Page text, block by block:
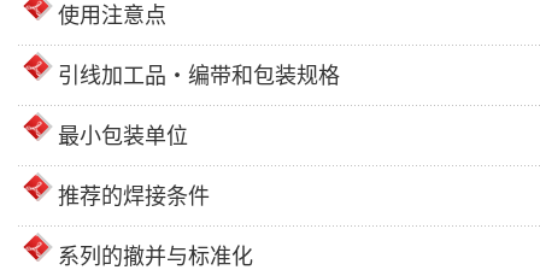
使用注意点
引线加工品・编带和包装规格
最小包装单位
推荐的焊接条件
系列的撤并与标准化